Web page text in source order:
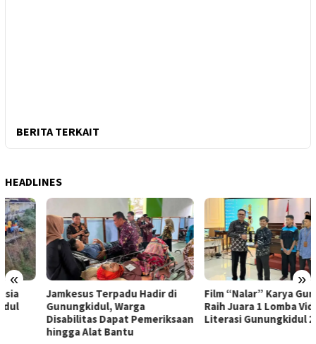
BERITA TERKAIT
HEADLINES
« »
Jamkesus Terpadu Hadir di
Gunungkidul, Warga
Disabilitas Dapat Pemeriksaan
hingga Alat Bantu
Film “Nalar” Karya Guru SD
Raih Juara 1 Lomba Video
Literasi Gunungkidul 2026